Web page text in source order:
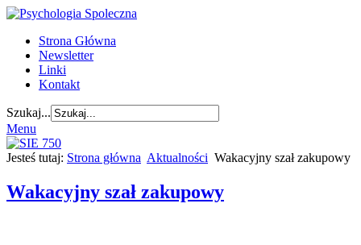
Strona Główna
Newsletter
Linki
Kontakt
Szukaj...
Menu
Jesteś tutaj: Strona główna Aktualności Wakacyjny szał zakupowy
Wakacyjny szał zakupowy